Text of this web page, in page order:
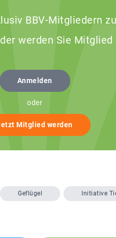
BBV-Mitgliedern
werden Sie Mitglied
Anmelden
oder
Mitglied werden
Geflügel Initiative